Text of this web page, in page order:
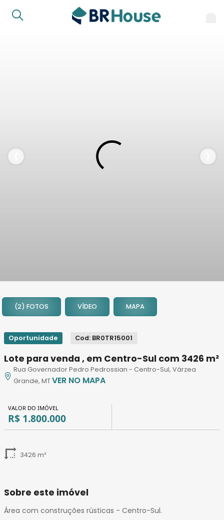
2
(2) FOTOS VÍDEO MAPA
Oportunidade Cod: BR0TR15001
Lote para venda , em Centro-Sul com 3426 m²
Rua Governador Pedro Pedrossian - Centro-Sul, Várzea
Grande, MTVER NO MAPA
VALOR DO IMÓVEL
R$ 1.800.000
3426 m²
Sobre este imóvel
Área com construções rústicas - Centro-Sul.